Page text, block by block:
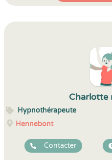
Charlotte
Hypnothérapeute
Hennebont
Contacter